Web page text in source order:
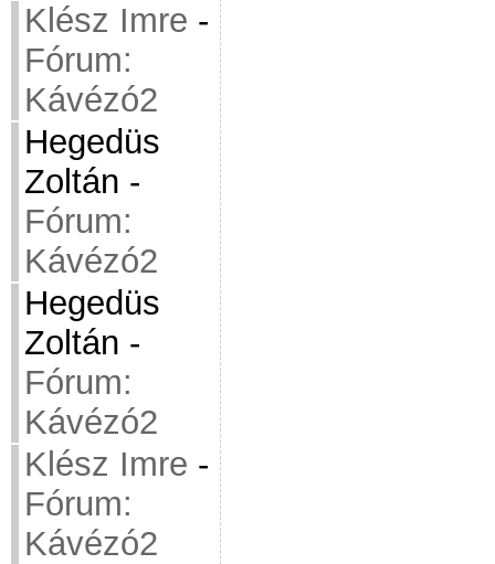
Klész Imre -
Fórum:
Kávézó2
Hegedüs
Zoltán -
Fórum:
Kávézó2
Hegedüs
Zoltán -
Fórum:
Kávézó2
Klész Imre -
Fórum:
Kávézó2